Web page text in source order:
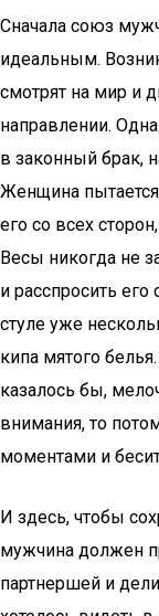
Сначала союз
идеальным.
смотрят на мир и
направлении.
в законный брак,
Женщина
его со всех
Весы никогда не
и расспросить
стуле уже
кипа мятого
казалось бы,
внимания, то
моментами и
И здесь, чтобы
мужчина должен
партнершей и